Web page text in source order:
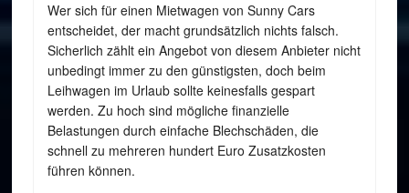
Wer sich für einen Mietwagen von Sunny Cars
entscheidet, der macht grundsätzlich nichts falsch.
Sicherlich zählt ein Angebot von diesem Anbieter nicht
unbedingt immer zu den günstigsten, doch beim
Leihwagen im Urlaub sollte keinesfalls gespart
werden. Zu hoch sind mögliche finanzielle
Belastungen durch einfache Blechschäden, die
schnell zu mehreren hundert Euro Zusatzkosten
führen können.